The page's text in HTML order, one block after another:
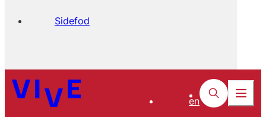
Sidefod
en